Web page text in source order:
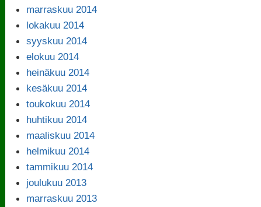
marraskuu 2014
lokakuu 2014
syyskuu 2014
elokuu 2014
heinäkuu 2014
kesäkuu 2014
toukokuu 2014
huhtikuu 2014
maaliskuu 2014
helmikuu 2014
tammikuu 2014
joulukuu 2013
marraskuu 2013